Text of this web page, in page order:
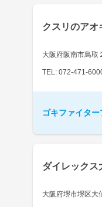
クスリのアオ
大阪府阪南市鳥取
TEL: 072-471-
ゴキファイタ
ダイレックス
大阪府堺市堺区大